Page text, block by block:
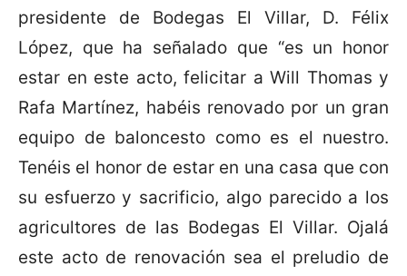
presidente de Bodegas El Villar, D. Félix
López, que ha señalado que “es un honor
estar en este acto, felicitar a Will Thomas y
Rafa Martínez, habéis renovado por un gran
equipo de baloncesto como es el nuestro.
Tenéis el honor de estar en una casa que con
su esfuerzo y sacrificio, algo parecido a los
agricultores de las Bodegas El Villar. Ojalá
este acto de renovación sea el preludio de